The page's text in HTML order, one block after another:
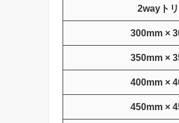
2wayト
300mm ×
350mm ×
400mm ×
450mm ×